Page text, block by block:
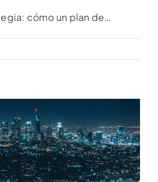
cómo un plan de…